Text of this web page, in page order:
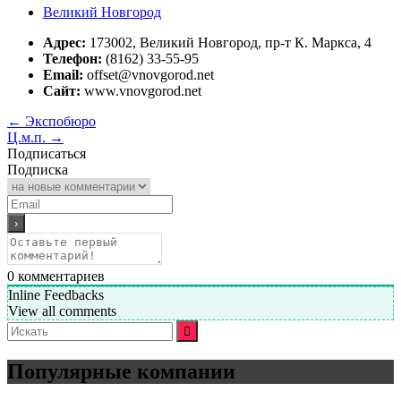
Великий Новгород
Адрес: 173002, Великий Новгород, пр-т К. Маркса, 4
Телефон: (8162) 33-55-95
Email: offset@vnovgorod.net
Сайт: www.vnovgorod.net
← Экспобюро
Ц.м.п. →
Подписаться
Подписка
0 комментариев
Inline Feedbacks
View all comments
Искать:
Популярные компании